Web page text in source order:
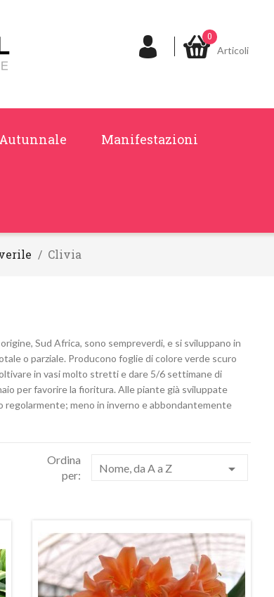
0
Articoli
Manifestazioni
Clivia
Sud Africa, sono sempreverdi, e si sviluppano in
o parziale. Producono foglie di colore verde scuro
in vasi molto stretti e dare 5/6 settimane di
per favorire la fioritura. Alle piante già sviluppate
meno in inverno e abbondantemente
Ordina
per:
Nome, da A a Z 